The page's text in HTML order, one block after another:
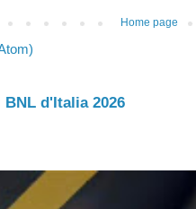
Home page
BNL d'Italia 2026